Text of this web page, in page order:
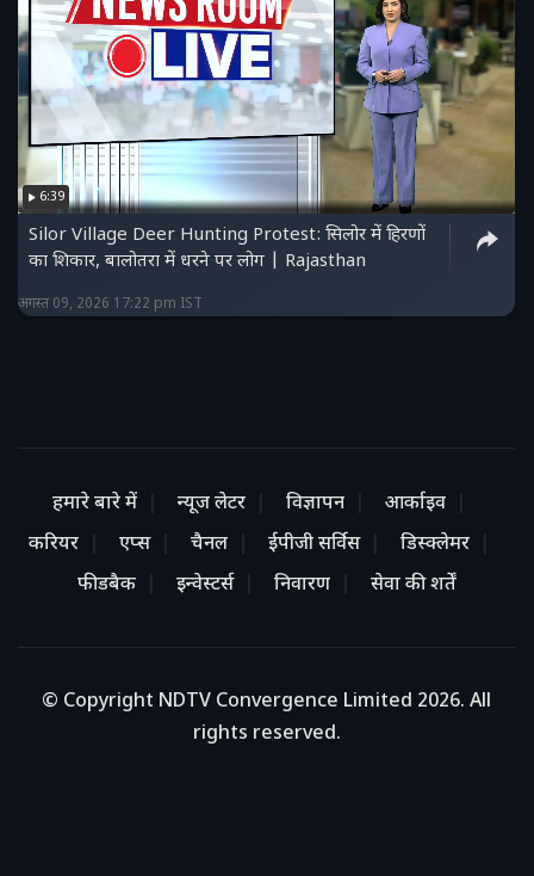
6:39
Silor Village Deer Hunting Protest: सिलोर में हिरणों
का शिकार, बालोतरा में धरने पर लोग | Rajasthan
अगस्त 09, 2026 17:22 pm IST
हमारे बारे में न्यूज लेटर विज्ञापन
आर्काइव
करियर
एप्स चैनल ईपीजी सर्विस
डिस्क्लेमर
फीडबैक
इन्वेस्टर्स निवारण सेवा की शर्तें
© Copyright NDTV Convergence Limited 2026. All
rights reserved.